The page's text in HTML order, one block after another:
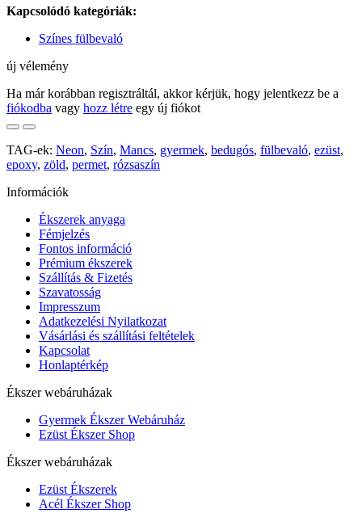
Kapcsolódó kategóriák:
Színes fülbevaló
új vélemény
Ha már korábban regisztráltál, akkor kérjük, hogy jelentkezz be a
fiókodba vagy hozz létre egy új fiókot
TAG-ek: Neon, Szín, Mancs, gyermek, bedugós, fülbevaló, ezüst,
epoxy, zöld, permet, rózsaszín
Információk
Ékszerek anyaga
Fémjelzés
Fontos információ
Prémium ékszerek
Szállítás & Fizetés
Szavatosság
Impresszum
Adatkezelési Nyilatkozat
Vásárlási és szállítási feltételek
Kapcsolat
Honlaptérkép
Ékszer webáruházak
Gyermek Ékszer Webáruház
Ezüst Ékszer Shop
Ékszer webáruházak
Ezüst Ékszerek
Acél Ékszer Shop